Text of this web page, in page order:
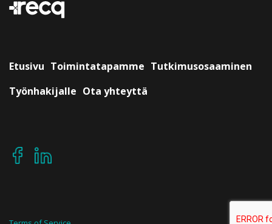
Etusivu Toimintatapamme Tutkimusosaaminen
Työnhakijalle Ota yhteyttä